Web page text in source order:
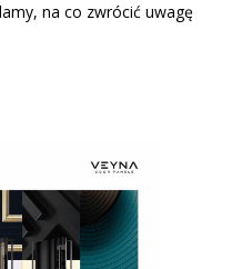
na co zwrócić uwagę